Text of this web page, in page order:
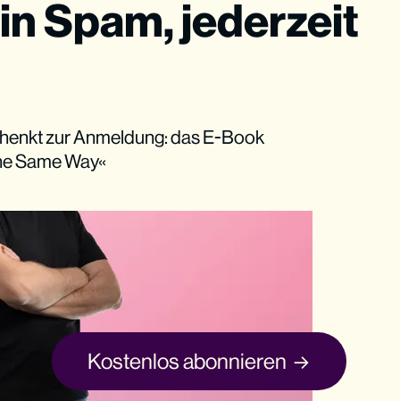
Spam, jederzeit
zur Anmeldung: das E-Book
Same Way«
Kostenlos abonnieren